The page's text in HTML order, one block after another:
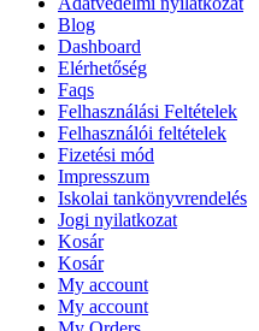
Blog
Dashboard
Elérhetőség
Faqs
Felhasználási Feltételek
Felhasználói feltételek
Fizetési mód
Impresszum
Iskolai tankönyvrendelés
Jogi nyilatkozat
Kosár
Kosár
My account
My account